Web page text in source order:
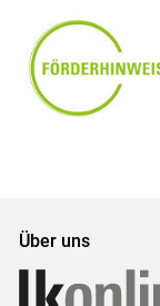
Über uns